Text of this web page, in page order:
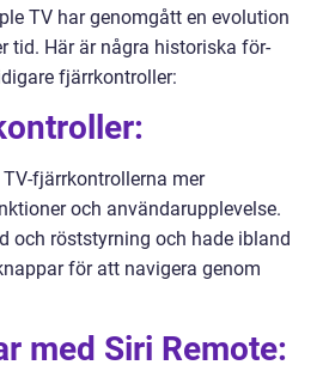
TV har genomgått en evolution
tid. Här är några historiska för-
fjärrkontroller:
fjärrkontrollerna mer
och användarupplevelse.
och röststyrning och hade ibland
för att navigera genom
med Siri Remote: